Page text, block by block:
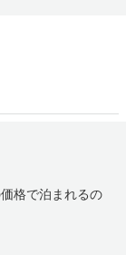
格で泊まれるの